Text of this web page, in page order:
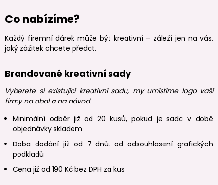
Co nabízíme?
Každý firemní dárek může být kreativní – záleží jen na vás,
jaký zážitek chcete předat.
Brandované kreativní sady
Vyberete si existující kreativní sadu, my umístíme logo vaší
firmy na obal a na návod.
Minimální odběr již od 20 kusů, pokud je sada v době
objednávky skladem
Doba dodání již od 7 dnů, od odsouhlasení grafických
podkladů
Cena již od 190 Kč bez DPH za kus